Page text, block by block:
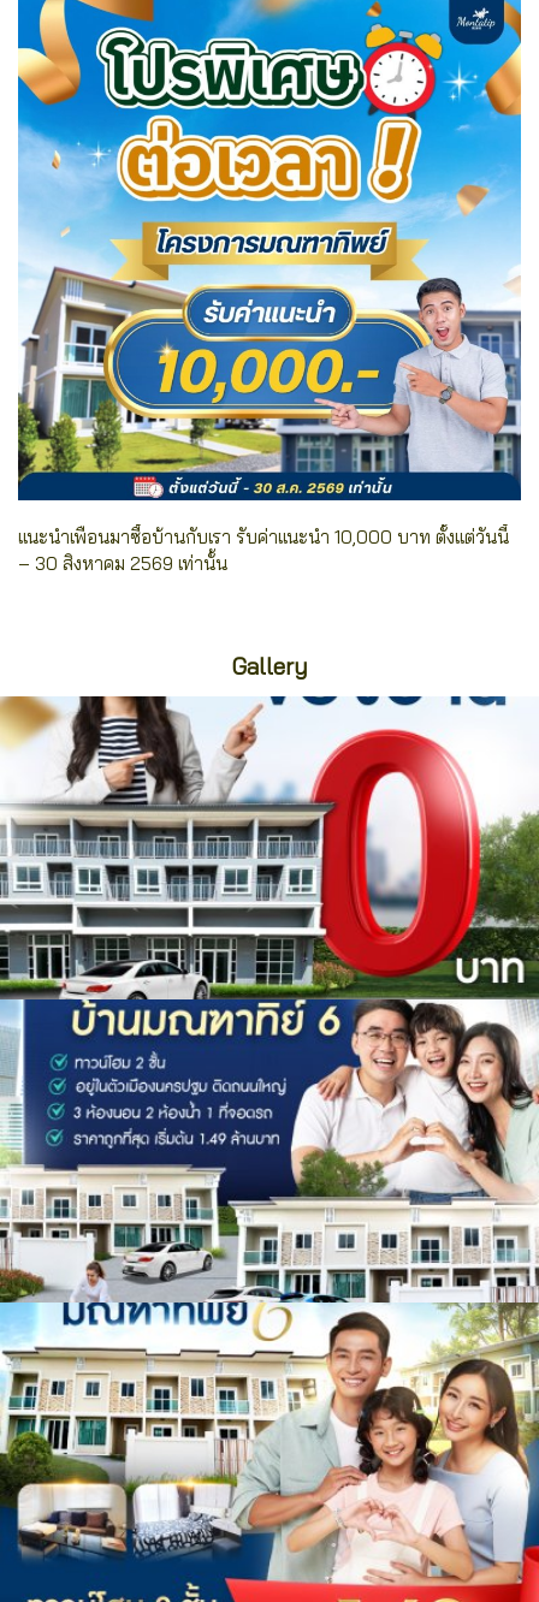
แนะนำเพื่อนมาซื้อบ้านกับเรา รับค่าแนะนำ 10,000 บาท ตั้งแต่วันนี้
– 30 สิงหาคม 2569 เท่านั้น
Gallery